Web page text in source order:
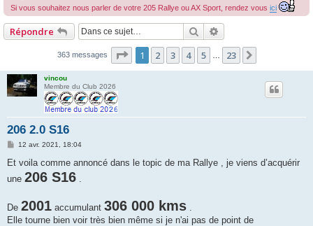
e
Si vous souhaitez nous parler de votre 205 Rallye ou AX Sport, rendez vous ici
Répondre Rechercher
363 messages Page 1sur
1 2 3 4 5 23
vincou
Membre du Club 2026
206 2.0 S16
M
s
a
12 avr. 2021, 18:04
Et voila comme annoncé dans le topic de ma Rallye , je viens d’acquérir
une 206 S16
De 2001 accumulant 306 000 kms
Elle tourne bien voir très bien même si je n'ai pas de point de